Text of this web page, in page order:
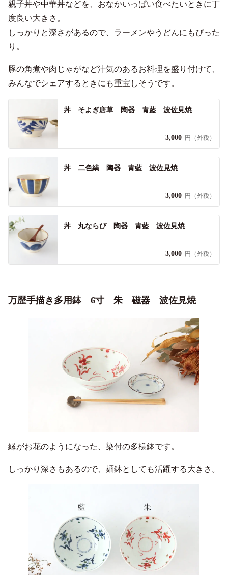
親子丼や中華丼などを、おなかいっぱい食べたいときに丁
度良い大きさ。
しっかりと深さがあるので、ラーメンやうどんにもぴった
り。
豚の角煮や肉じゃがなど汁気のあるお料理を盛り付けて、
みんなでシェアするときにも重宝しそうです。
丼 そよぎ唐草 陶器 青藍 波佐見焼
3,000 円（外税）
丼 二色縞 陶器 青藍 波佐見焼
3,000 円（外税）
丼 丸ならび 陶器 青藍 波佐見焼
3,000 円（外税）
万歴手描き多用鉢 6寸 朱 磁器 波佐見焼
縁がお花のようになった、染付の多様鉢です。
しっかり深さもあるので、麺鉢としても活躍する大きさ。